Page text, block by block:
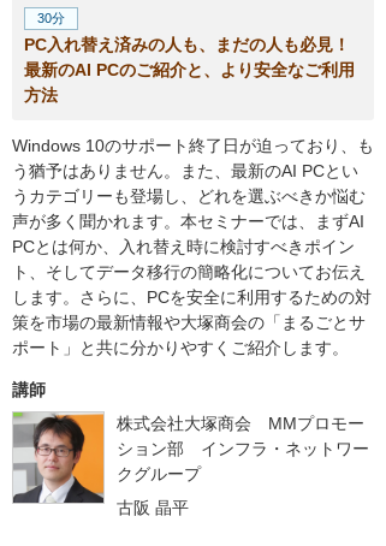
30分
PC入れ替え済みの人も、まだの人も必見！
最新のAI PCのご紹介と、より安全なご利用
方法
Windows 10のサポート終了日が迫っており、も
う猶予はありません。また、最新のAI PCとい
うカテゴリーも登場し、どれを選ぶべきか悩む
声が多く聞かれます。本セミナーでは、まずAI
PCとは何か、入れ替え時に検討すべきポイン
ト、そしてデータ移行の簡略化についてお伝え
します。さらに、PCを安全に利用するための対
策を市場の最新情報や大塚商会の「まるごとサ
ポート」と共に分かりやすくご紹介します。
講師
株式会社大塚商会 MMプロモー
ション部 インフラ・ネットワー
クグループ
古阪 晶平